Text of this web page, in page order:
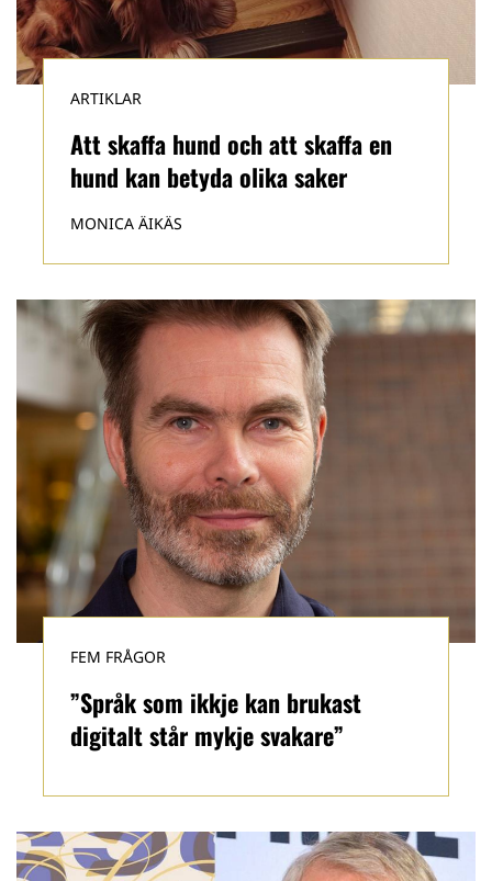
Att skaffa hund och att skaffa en
hund kan betyda olika saker
ARTIKLAR
MONICA ÄIKÄS
”Språk som ikkje kan brukast
digitalt står mykje svakare”
FEM FRÅGOR